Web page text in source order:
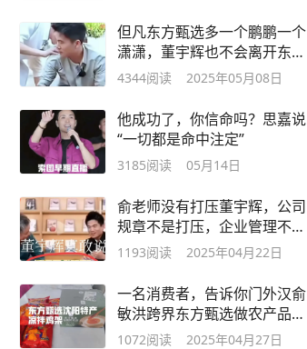
但凡东方甄选多一个鹏鹏一个
潇潇，董宇辉也不会离开东方
甄选
4344阅读 2025年05月08日
他成功了，你信命吗？思嘉说
“一切都是命中注定”
3185阅读 05月14日
俞老师没有打压董宇辉，公司
规章不是打压，企业管理不同
于写作
1193阅读 2025年04月22日
一名消费者，告诉你门外汉俞
敏洪跨界东方甄选做农产品为
什么成功
1072阅读 2025年04月27日